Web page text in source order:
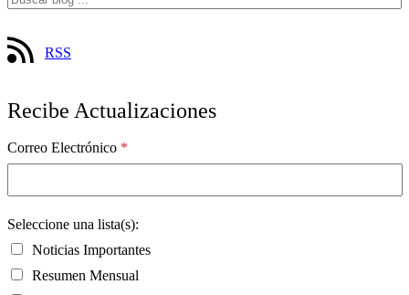
RSS
Recibe Actualizaciones
Correo Electrónico *
Seleccione una lista(s):
Noticias Importantes
Resumen Mensual